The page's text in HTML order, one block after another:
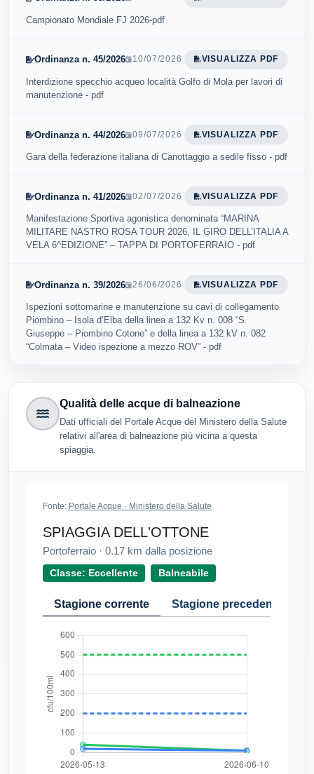
Campionato Mondiale FJ 2026-pdf
Ordinanza n. 45/2026 10/07/2026 VISUALIZZA PDF
Interdizione specchio acqueo località Golfo di Mola per lavori di
manutenzione - pdf
Ordinanza n. 44/2026 09/07/2026 VISUALIZZA PDF
Gara della federazione italiana di Canottaggio a sedile fisso - pdf
Ordinanza n. 41/2026 02/07/2026 VISUALIZZA PDF
Manifestazione Sportiva agonistica denominata “MARINA
MILITARE NASTRO ROSA TOUR 2026, IL GIRO DELL’ITALIA A
VELA 6^EDIZIONE” – TAPPA DI PORTOFERRAIO - pdf
Ordinanza n. 39/2026 26/06/2026 VISUALIZZA PDF
Ispezioni sottomarine e manutenzione su cavi di collegamento
Piombino – Isola d’Elba della linea a 132 Kv n. 008 “S.
Giuseppe – Piombino Cotone” e della linea a 132 kV n. 082
“Colmata – Video ispezione a mezzo ROV” - pdf
Qualità delle acque di balneazione
Dati ufficiali del Portale Acque del Ministero della Salute
relativi all'area di balneazione più vicina a questa
spiaggia.
Fonte: Portale Acque · Ministero della Salute
SPIAGGIA DELL'OTTONE
Portoferraio · 0.17 km dalla posizione
Classe: Eccellente Balneabile
Stagione corrente Stagione precedente